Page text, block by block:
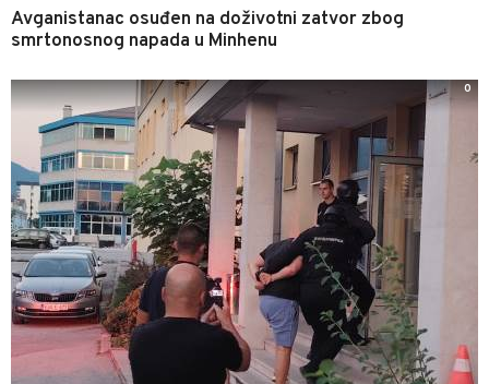
Avganistanac osuđen na doživotni zatvor zbog
smrtonosnog napada u Minhenu
0